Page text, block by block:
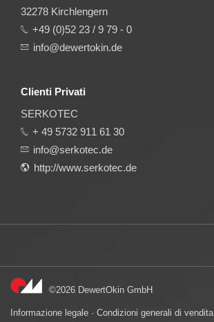
32278 Kirchlengern
+49 (0)52 23 / 9 79 - 0
info@dewertokin.de
Clienti Privati
SERKOTEC
+ 49 5732 911 61 30
info@serkotec.de
http://www.serkotec.de
©2026 DewertOkin GmbH
Informazione legale · Condizioni generali di vendita